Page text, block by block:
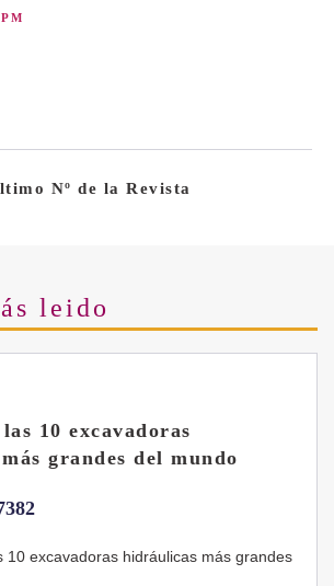
Nº de la Revista
leido
de la excavadora Yanmar